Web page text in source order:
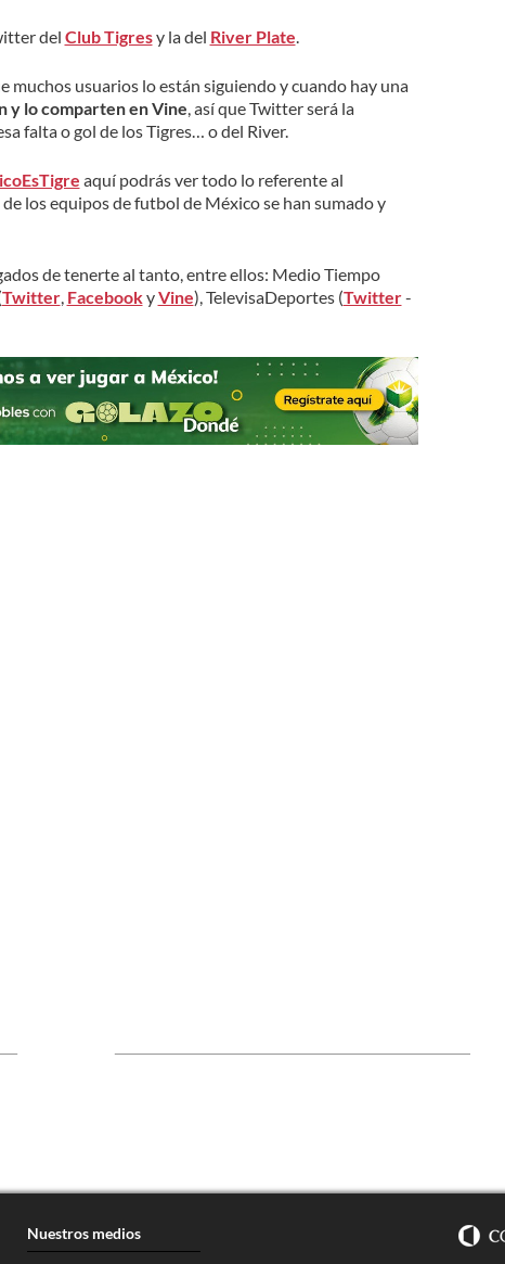
del Club Tigresy la del River Plate.
muchos usuarios lo están siguiendo y cuando hay una
y lo comparten en Vine, así que Twitter será la
falta o gol de los Tigres… o del River.
aquí podrás ver todo lo referente al
los equipos de futbol de México se han sumado y
de tenerte al tanto, entre ellos: Medio Tiempo
Twitter, FacebookyVine), TelevisaDeportes (Twitter-
Nuestros medios